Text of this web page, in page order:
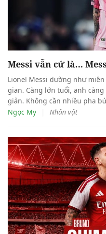
Messi vẫn cứ là…
Lionel Messi dường như
gian. Càng lớn tuổi, anh
giản. Không cần nhiều pha
qua cả hàng thủ, siêu sao
Ngọc My Nhân vật